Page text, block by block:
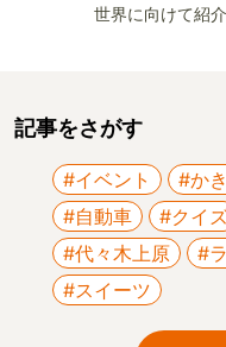
世界に向けて紹
記事をさがす
#イベント #か
#自動車
#クイ
#代々木上原
#
#スイーツ